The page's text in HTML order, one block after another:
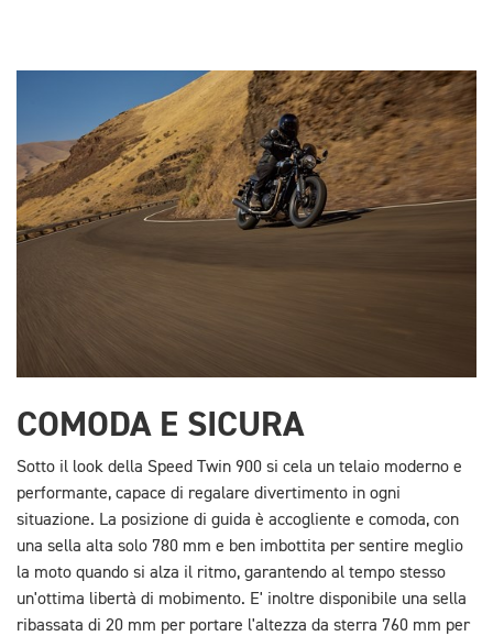
COMODA E SICURA
Sotto il look della Speed Twin 900 si cela un telaio moderno e
performante, capace di regalare divertimento in ogni
situazione. La posizione di guida è accogliente e comoda, con
una sella alta solo 780 mm e ben imbottita per sentire meglio
la moto quando si alza il ritmo, garantendo al tempo stesso
un'ottima libertà di mobimento. E' inoltre disponibile una sella
ribassata di 20 mm per portare l'altezza da sterra 760 mm per